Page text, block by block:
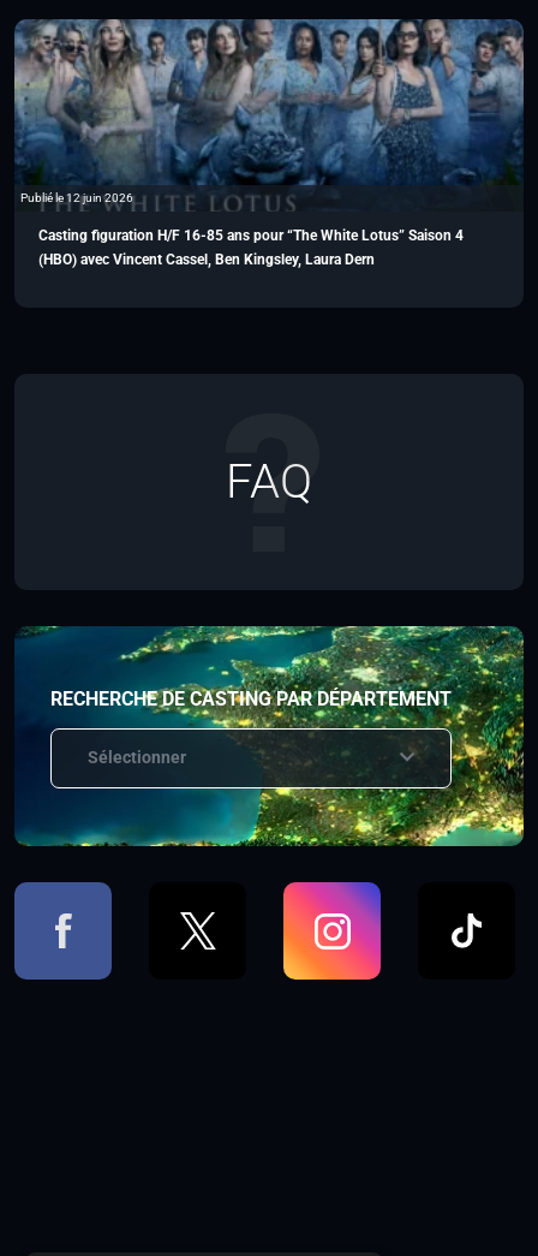
Publié le 12 juin 2026
Casting figuration H/F 16-85 ans pour “The White Lotus” Saison 4
(HBO) avec Vincent Cassel, Ben Kingsley, Laura Dern
FAQ
RECHERCHE DE CASTING PAR DÉPARTEMENT
Sélectionner